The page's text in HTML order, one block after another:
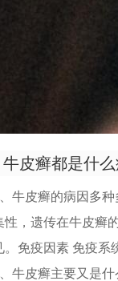
牛皮癣都是什
牛皮癣的病因多
性，遗传在牛皮癣
。免疫因素 免疫系
牛皮癣主要又是